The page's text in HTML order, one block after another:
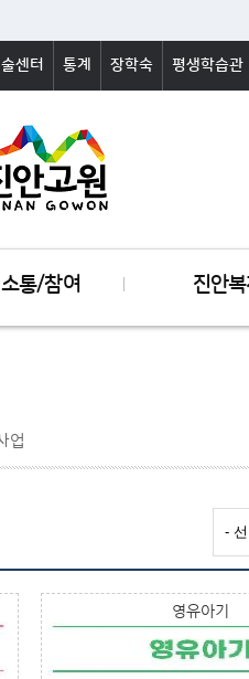
센터 통계 장학숙 평생학습관
소통/참여 진안복
업
영유아기